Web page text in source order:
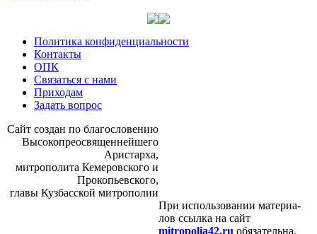
Политика конфиденциальности
Контакты
ОПК
Связаться с нами
Приходам
Задать вопрос
Сайт со­здан по бла­го­сло­ве­нию
Вы­со­ко­прео­свя­щен­ней­ше­го
Ари­стар­ха,
мит­ро­по­ли­та Ке­ме­ров­ско­го и
Про­ко­пьев­ско­го,
гла­вы Куз­бас­ской мит­ро­по­лии
При ис­поль­зо­ва­нии ма­те­ри­а­
лов ссыл­ка на сайт
mitropolia42.ru обя­за­тель­на.